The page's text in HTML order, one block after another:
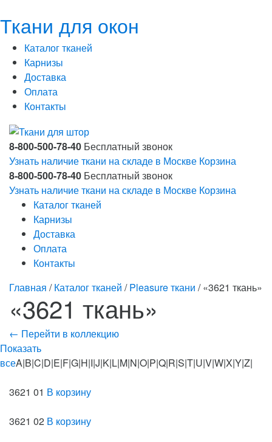
Ткани для окон
Каталог тканей
Карнизы
Доставка
Оплата
Контакты
8-800-500-78-40 Бесплатный звонок
Узнать наличие ткани на складе в Москве Корзина
8-800-500-78-40 Бесплатный звонок
Узнать наличие ткани на складе в Москве Корзина
Каталог тканей
Карнизы
Доставка
Оплата
Контакты
Главная /Каталог тканей /Pleasure ткани / «3621 ткань»
«3621 ткань»
← Перейти в коллекцию
Показать
всеA|B|C|D|E|F|G|H|I|J|K|L|M|N|O|P|Q|R|S|T|U|V|W|X|Y|Z|
3621 01 В корзину
3621 02 В корзину